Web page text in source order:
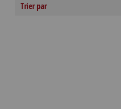
Trier par